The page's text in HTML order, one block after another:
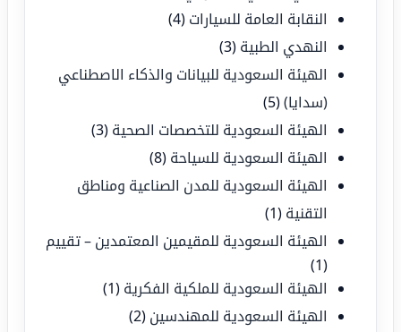
النقابة العامة للسيارات (4)
النهدي الطبية (3)
الهيئة السعودية للبيانات والذكاء الاصطناعي
(سدايا)(5)
الهيئة السعودية للتخصصات الصحية (3)
الهيئة السعودية للسياحة (8)
الهيئة السعودية للمدن الصناعية ومناطق
التقنية (1)
الهيئة السعودية للمقيمين المعتمدين – تقييم
(1)
الهيئة السعودية للملكية الفكرية (1)
الهيئة السعودية للمهندسين (2)